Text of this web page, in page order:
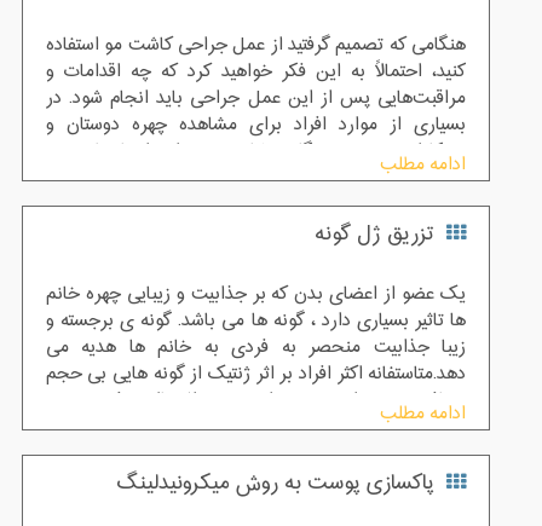
هنگامی که تصمیم گرفتید از عمل جراحی کاشت مو استفاده
کنید، احتمالاً به این فکر خواهید کرد که چه اقدامات و
مراقبت‌هایی پس از این عمل جراحی باید انجام شود. در
بسیاری از موارد افراد برای مشاهده چهره دوستان و
همکاران خود در هنگام مشاهده تغییرات ایجاد شده در
ناحیه سر پس از کاشت مو لحظه شماری می‌کنند. به هر
حال برای رسیدن به این نتایج، لازم است پس از این درمان
، به مراقبت‌ ها و توصیه‌ های پس از جراحی به خوبی توجه
در مراقبت بعد از کاشت مو رعایت کرد را بازگو می کنیم.
ادامه مطلب
تزریق ژل گونه
یک عضو از اعضای بدن که بر جذابیت و زیبایی چهره خانم
ها تاثیر بسیاری دارد ، گونه ها می باشد. گونه ی برجسته و
زیبا جذابیت منحصر به فردی به خانم ها هدیه می
دهد.متاستفانه اکثر افراد بر اثر ژنتیک از گونه هایی بی حجم
و نافرم برخوردارند و عده ایی نیز بر اثر بالاتر رفتن سن و
شل شدن پوست حجم گونه های خود را از دست می دهند
.خوشبختانه با روش تزریق ژل گونه این امکان برای هر
خانمی فراهم شد که از داشتن گونه هایی حجیم و خوش
فرم لذت ببرد و داشتن صورتی جذاب را تجربه کند و از این
ادامه مطلب
پاکسازی پوست به روش میکرونیدلینگ